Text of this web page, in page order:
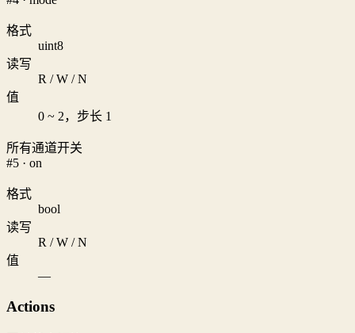
格式
uint8
读写
R / W / N
值
0 ~ 2，步长 1
所有通道开关
#5 · on
格式
bool
读写
R / W / N
值
—
Actions